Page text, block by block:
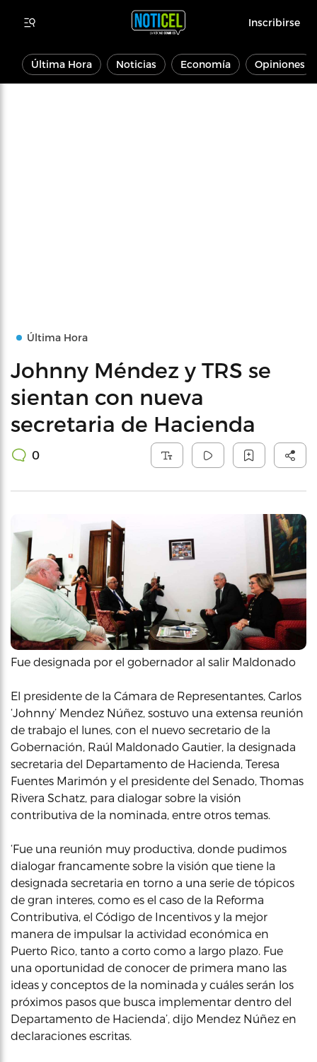
Inscribirse
Última Hora Noticias Economía Opiniones
Última Hora
Johnny Méndez y TRS se
sientan con nueva
secretaria de Hacienda
0
Fue designada por el gobernador al salir Maldonado
El presidente de la Cámara de Representantes, Carlos
‘Johnny’ Mendez Núñez, sostuvo una extensa reunión
de trabajo el lunes, con el nuevo secretario de la
Gobernación, Raúl Maldonado Gautier, la designada
secretaria del Departamento de Hacienda, Teresa
Fuentes Marimón y el presidente del Senado, Thomas
Rivera Schatz, para dialogar sobre la visión
contributiva de la nominada, entre otros temas.
‘Fue una reunión muy productiva, donde pudimos
dialogar francamente sobre la visión que tiene la
designada secretaria en torno a una serie de tópicos
de gran interes, como es el caso de la Reforma
Contributiva, el Código de Incentivos y la mejor
manera de impulsar la actividad económica en
Puerto Rico, tanto a corto como a largo plazo. Fue
una oportunidad de conocer de primera mano las
ideas y conceptos de la nominada y cuáles serán los
próximos pasos que busca implementar dentro del
Departamento de Hacienda’, dijo Mendez Núñez en
declaraciones escritas.